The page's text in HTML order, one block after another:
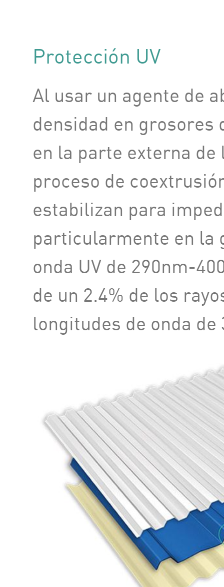
Protección UV
Al usar un agente de
densidad en grosores
en la parte externa
proceso de
estabilizan para
particularmente en la
onda UV de 290nm-
de un 2.4% de los
longitudes de onda de